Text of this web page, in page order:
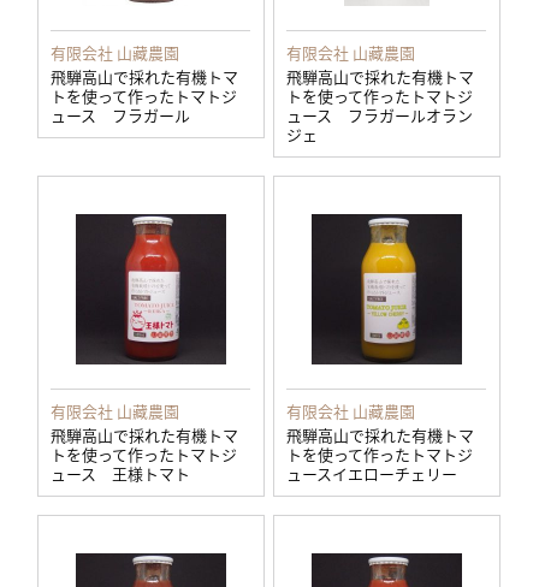
有限会社 山藏農園
飛騨高山で採れた有機トマ
トを使って作ったトマトジ
ュース フラガール
有限会社 山藏農園
飛騨高山で採れた有機トマ
トを使って作ったトマトジ
ュース フラガールオラン
ジェ
有限会社 山藏農園
飛騨高山で採れた有機トマ
トを使って作ったトマトジ
ュース 王様トマト
有限会社 山藏農園
飛騨高山で採れた有機トマ
トを使って作ったトマトジ
ュースイエローチェリー